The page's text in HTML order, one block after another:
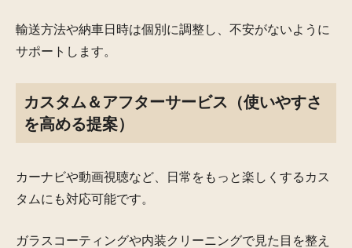
輸送方法や納車日時は個別に調整し、不安がないように
サポートします。
カスタム＆アフターサービス（使いやすさ
を高める提案）
カーナビや動画視聴など、日常をもっと楽しくするカス
タムにも対応可能です。
ガラスコーティングや内装クリーニングで見た目を整え